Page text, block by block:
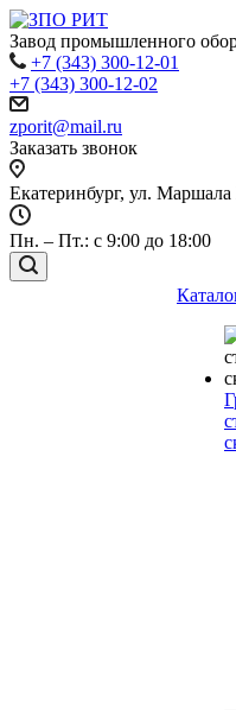
Завод промышленного
+7 (343) 300-12-01
+7 (343) 300-12-02
zporit@mail.ru
Заказать звонок
Екатеринбург, ул. Маршала
Пн. – Пт.: с 9:00 до 18:00